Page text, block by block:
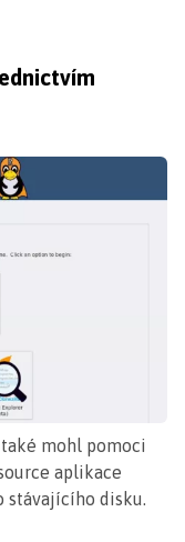
mohl pomoci
aplikace
stávajícího disku.